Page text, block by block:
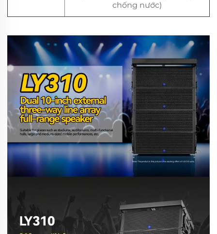
chống nước)